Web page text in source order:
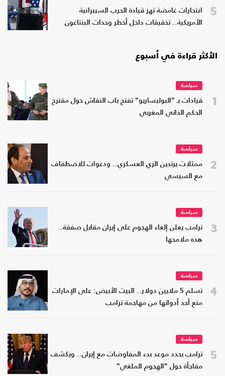
5
انتحارات غامضة تهز قيادة الحرب السيبرانية
الأمريكية.. تحقيقات داخل أخطر وحدات البنتاغون
الأكثر قراءة في أسبوع
1
سياسة
قيادات بـ "البوليساريو" تفتح باب النقاش حول مقترح
الحكم الذاتي المغربي
2
سياسة
ممثلات يرتدين الزي العسكري.. ودعوات للاصطفاف
مع السيسي
3
سياسة
ترامب يعلن إلغاء الهجوم على إيران مقابل صفقة..
هذه ملامحها
4
سياسة
تسلم 5 ملايين دولار.. البيت الأبيض: على الإمارات
منع أحد أدواتها من مهاجمة ترامب
5
سياسة
ترامب يحدد موعد بدء المفاوضات مع إيران.. ويكشف
مفاجأة حول "الهجوم الملغي"